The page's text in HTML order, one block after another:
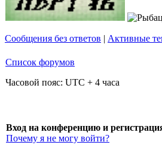
Сообщения без ответов | Активные
Список форумов
Часовой пояс: UTC + 4 часа
Вход на конференцию и
Почему я не могу войти?